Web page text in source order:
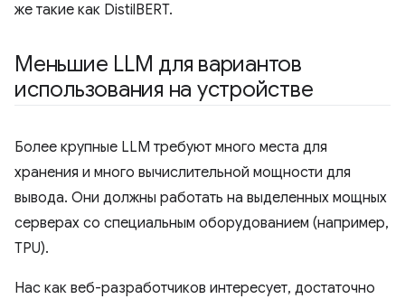
же такие как DistilBERT.
Меньшие LLM для вариантов
использования на устройстве
Более крупные LLM требуют много места для
хранения и много вычислительной мощности для
вывода. Они должны работать на выделенных мощных
серверах со специальным оборудованием (например,
TPU).
Нас как веб-разработчиков интересует, достаточно